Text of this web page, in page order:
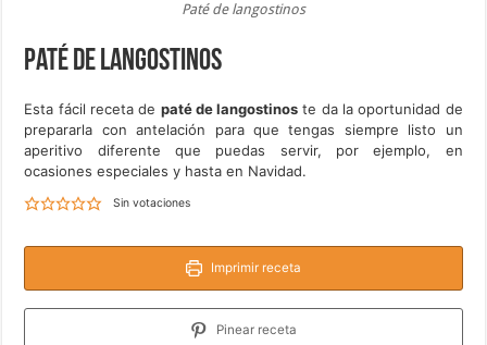
Paté de langostinos
Paté de langostinos
Esta fácil receta de paté de langostinos te da la oportunidad de
prepararla con antelación para que tengas siempre listo un
aperitivo diferente que puedas servir, por ejemplo, en
ocasiones especiales y hasta en Navidad.
Sin votaciones
Imprimir receta
Pinear receta